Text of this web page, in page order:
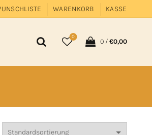
WARENKORB KASSE
0
0 / €0,00